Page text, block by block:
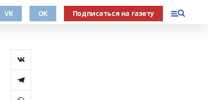
VK OK Подписаться на газету